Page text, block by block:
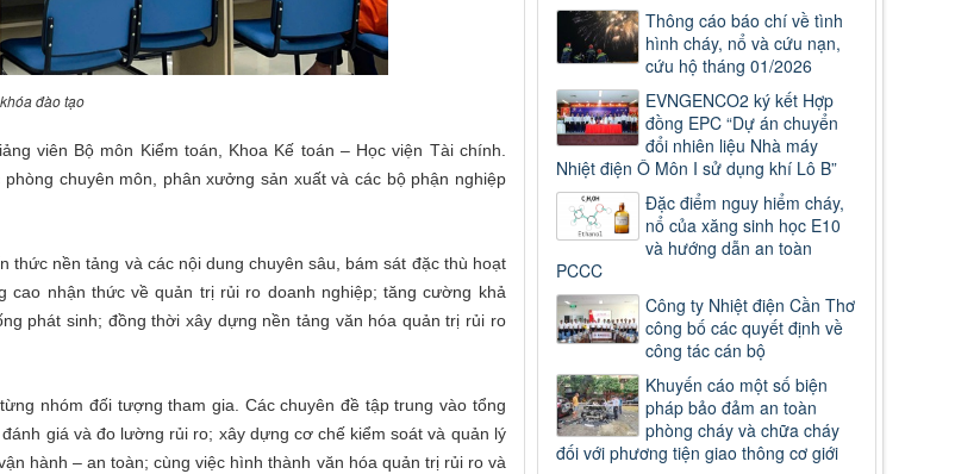
đào tạo
viên Bộ môn Kiểm toán, Khoa Kế toán – Học viện Tài chính.
chuyên môn, phân xưởng sản xuất và các bộ phận nghiệp
nền tảng và các nội dung chuyên sâu, bám sát đặc thù hoạt
nhận thức về quản trị rủi ro doanh nghiệp; tăng cường khả
phát sinh; đồng thời xây dựng nền tảng văn hóa quản trị rủi ro
nhóm đối tượng tham gia. Các chuyên đề tập trung vào tổng
giá và đo lường rủi ro; xây dựng cơ chế kiểm soát và quản lý
hành – an toàn; cùng việc hình thành văn hóa quản trị rủi ro và
Thông cáo báo chí về tình
hình cháy, nổ và cứu nạn,
cứu hộ tháng 01/2026
EVNGENCO2 ký kết Hợp
đồng EPC “Dự án chuyển
đổi nhiên liệu Nhà máy
Nhiệt điện Ô Môn I sử dụng khí Lô B”
Đặc điểm nguy hiểm cháy,
nổ của xăng sinh học E10
và hướng dẫn an toàn
PCCC
Công ty Nhiệt điện Cần Thơ
công bố các quyết định về
công tác cán bộ
Khuyến cáo một số biện
pháp bảo đảm an toàn
phòng cháy và chữa cháy
đối với phương tiện giao thông cơ giới